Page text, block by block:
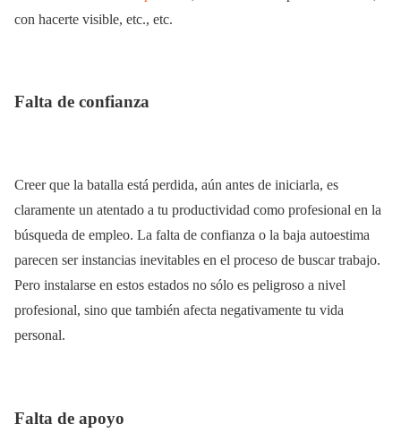
con hacerte visible, etc., etc.
Falta de confianza
Creer que la batalla está perdida, aún antes de iniciarla, es
claramente un atentado a tu productividad como profesional en la
búsqueda de empleo. La falta de confianza o la baja autoestima
parecen ser instancias inevitables en el proceso de buscar trabajo.
Pero instalarse en estos estados no sólo es peligroso a nivel
profesional, sino que también afecta negativamente tu vida
personal.
Falta de apoyo